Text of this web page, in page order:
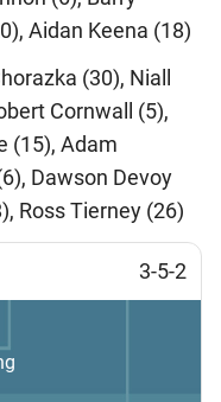
Aidan Keena (18)
(30), Niall
Cornwall (5),
(15), Adam
Dawson Devoy
Ross Tierney (26)
3-5-2